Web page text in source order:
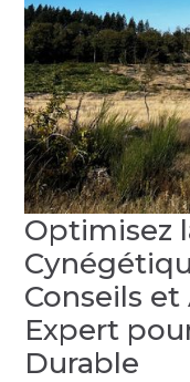
Optimisez
Conseils
Expert
Durable